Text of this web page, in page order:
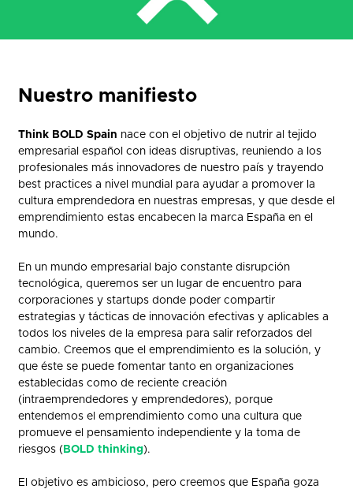
Nuestro manifiesto
Think BOLD Spain nace con el objetivo de nutrir al tejido
empresarial español con ideas disruptivas, reuniendo a los
profesionales más innovadores de nuestro país y trayendo
best practices a nivel mundial para ayudar a promover la
cultura emprendedora en nuestras empresas, y que desde el
emprendimiento estas encabecen la marca España en el
mundo.
En un mundo empresarial bajo constante disrupción
tecnológica, queremos ser un lugar de encuentro para
corporaciones y startups donde poder compartir
estrategias y tácticas de innovación efectivas y aplicables a
todos los niveles de la empresa para salir reforzados del
cambio. Creemos que el emprendimiento es la solución, y
que éste se puede fomentar tanto en organizaciones
establecidas como de reciente creación
(intraemprendedores y emprendedores), porque
entendemos el emprendimiento como una cultura que
promueve el pensamiento independiente y la toma de
riesgos ( BOLD thinking).
El objetivo es ambicioso, pero creemos que España goza